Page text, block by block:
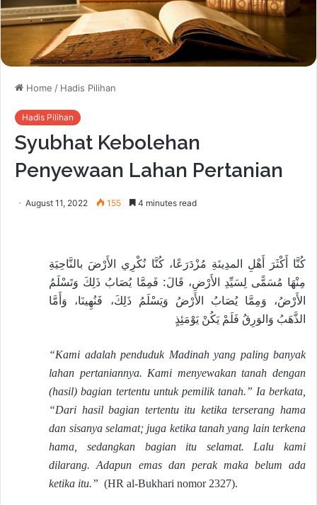
Home / Hadis Pilihan
Hadis Pilihan
Syubhat Kebolehan
Penyewaan Lahan Pertanian
August 11, 2022 155 4 minutes read
كُنَّا أَكْثَرَ أَهْلِ المدِينَةِ مُزْدَرَعًا، كُنَّا نُكْرِي الأَرْضَ بالنَّاحِيَةِ
مِنْهَا مُسَمًّى لِسَيِّدِ الأَرْضِ، قَالَ: فَمِمَّا يُصَابُ ذَلِكَ وَتَسْلَمُ
الأَرْضُ، وَمِمَّا يُصَابُ الأَرْضُ وَيَسْلَمُ ذَلِكَ، فَنُهِينَا، وَأَمَّا
الذَّهَبُ وَالوَرِقُ فَلَمْ يَكُنْ يَوْمَئِذٍ
“Kami adalah penduduk Madinah yang paling banyak
lahan pertaniannya. Kami menyewakan tanah dengan
(hasil) bagian tertentu untuk pemilik tanah.” Ia berkata,
“Dari hasil bagian tertentu itu ketika terserang hama
dan sisanya selamat; juga ketika tanah yang lain terkena
hama, sedangkan bagian itu selamat. Lalu kami
dilarang. Adapun emas dan perak maka belum ada
ketika itu.” (HR al-Bukhari nomor 2327).